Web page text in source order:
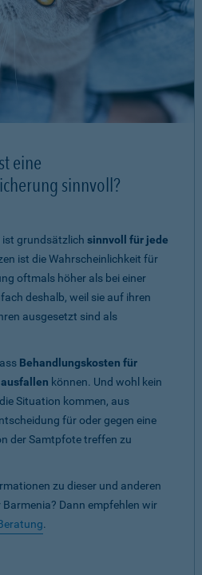
eine
sinnvoll?
ist grundsätzlich sinnvoll für jede
ist die Wahrscheinlichkeit für
oftmals höher als bei einer
deshalb, weil sie auf ihren
ausgesetzt sind als
Behandlungskosten für
können. Und wohl kein
Situation kommen, aus
für oder gegen eine
der Samtpfote treffen zu
zu dieser und anderen
Dann empfehlen wir
.